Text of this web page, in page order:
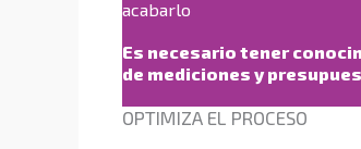
acabarlo
Es necesario tener
de mediciones y
OPTIMIZA EL PROCESO